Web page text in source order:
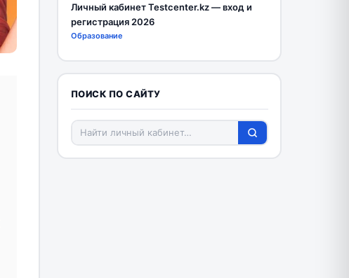
Личный кабинет Testcenter.kz — вход и
регистрация 2026
Образование
ПОИСК ПО САЙТУ